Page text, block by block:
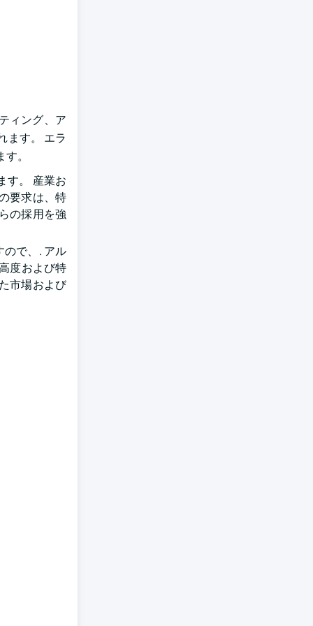
ィング、ア
ます。 エラ
。
す。 産業お
要求は、特
の採用を強
ので、. アル
度および特
市場および